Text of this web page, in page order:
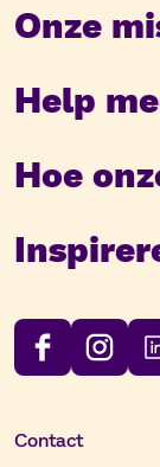
Onze
Help
Hoe
Contact